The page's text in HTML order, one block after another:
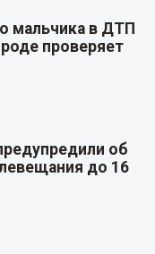
мальчика в ДТП
проверяет
об
до 16